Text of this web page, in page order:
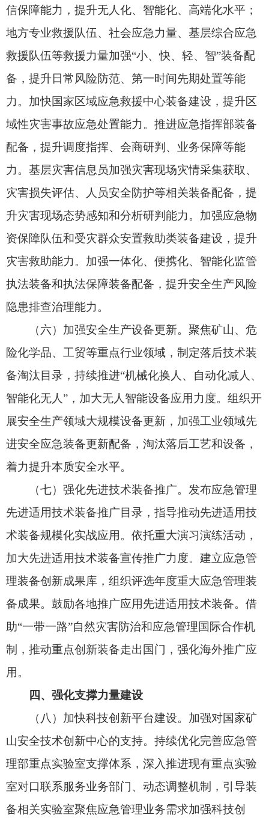
（七）强化先进技术装备推广。发布应急管理
先进适用技术装备推广目录，指导推动先进适用技
加大先进适用技术装备宣传推广力度。建立应急管
理装备创新成果库，组织评选年度重大应急管理装
备成果。鼓励各地推广应用先进适用技术装备。借
助“一带一路”自然灾害防治和应急管理国际合作机
制，推动重点创新装备走出国门，强化海外推广应
四、强化支撑力量建设
（八）加快科技创新平台建设。加强对国家矿
山安全技术创新中心的支持。持续优化完善应急管
理部重点实验室支撑体系，深入推进现有重点实验
室对口联系服务业务部门、动态调整机制，引导装
新。启动应急管理部技术创新中心布局，建设安全
应急装备制造业创新中心、产业技术基础公共服务
平台、中试平台和孵化器，强化创新资源对接，推
动先进适用成果转化与产业化。推动建设实战测试
验证基地，提升新型装备专业化测试验证能力。
院校设立应急管理、装备技术等相关专业，加强应
急管理装备相关学科建设。鼓励地方人民政府、科
研院所、企事业单位等与高等院校合作共建人才培
养基地，定向培养专业人才。依托应急管理系统培
训，定期组织开展新技术、新装备专题培训。针对
策优惠引进国内外高层次人才，强化科研领军人才
队伍建设。强化应急管理装备领域专家支撑，邀请
科研院所、高等院校、企事业单位等单位技术专家
参与装备规划、技术论证等。
五、强化标准规范支撑
体系建设指南，推进装备标准体系化建设。鼓励科
研院所、高等院校、企事业单位、社会组织等单位
加强应急管理装备相关企业标准、团体标准制修
订，支持参与应急管理行业标准制修订，鼓励国内
优势单位积极研制国际标准。组织研制应急管理装
升装备研制的针对性，提高装备实战性能。加大应
急管理装备配备标准研制力度，引导用户单位强化
先进适用装备配备应用。
六、推动装备产业发展